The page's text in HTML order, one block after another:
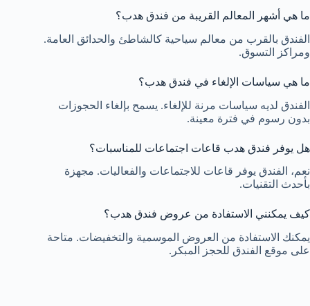
ما هي أشهر المعالم القريبة من فندق هدب؟
الفندق بالقرب من معالم سياحية كالشاطئ والحدائق العامة.
ومراكز التسوق.
ما هي سياسات الإلغاء في فندق هدب؟
الفندق لديه سياسات مرنة للإلغاء. يسمح بإلغاء الحجوزات
بدون رسوم في فترة معينة.
هل يوفر فندق هدب قاعات اجتماعات للمناسبات؟
نعم، الفندق يوفر قاعات للاجتماعات والفعاليات. مجهزة
بأحدث التقنيات.
كيف يمكنني الاستفادة من عروض فندق هدب؟
يمكنك الاستفادة من العروض الموسمية والتخفيضات. متاحة
على موقع الفندق للحجز المبكر.